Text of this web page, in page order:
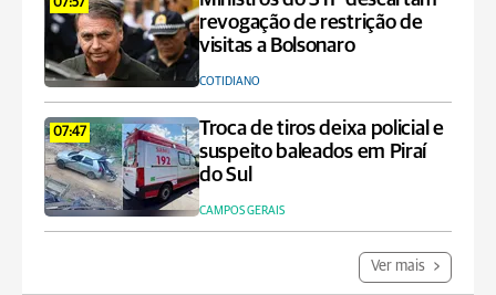
07:57
revogação de restrição de
visitas a Bolsonaro
COTIDIANO
07:47
Troca de tiros deixa policial e
suspeito baleados em Piraí
do Sul
CAMPOS GERAIS
Ver mais